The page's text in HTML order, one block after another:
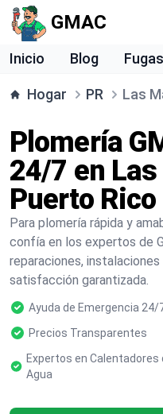
GMAC
Inicio Blog
Hogar PR Las
Plomería
24/7 en
Puerto Rico
Para plomería rápida y
confía en los expertos de
reparaciones,
satisfacción garantizada.
Ayuda de Emergencia 24/
Precios Transparentes
Expertos en Calentadores
Agua